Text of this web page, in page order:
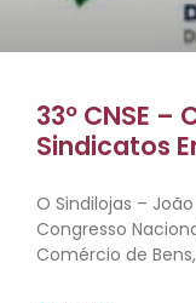
33º CNSE
Sindicatos
O Sindilojas – João
Congresso
Comércio de